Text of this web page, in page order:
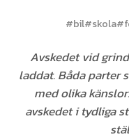
#bil#skola#
Avskedet vid
laddat. Båda parter
med olika
avskedet i tydliga